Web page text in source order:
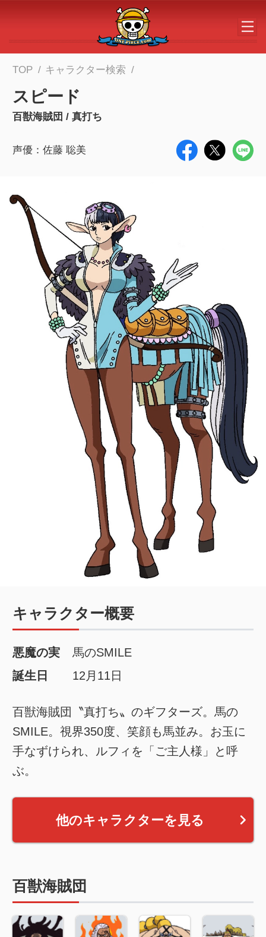
メインコンテンツへスキップする
TOP キャラクター検索
スピード
百獣海賊団 / 真打ち
声優：佐藤 聡美
キャラクター概要
悪魔の実
馬のSMILE
誕生日
12月11日
百獣海賊団〝真打ち〟のギフターズ。馬の
SMILE。視界350度、笑顔も馬並み。お玉に
手なずけられ、ルフィを「ご主人様」と呼
ぶ。
他のキャラクターを見る
百獣海賊団